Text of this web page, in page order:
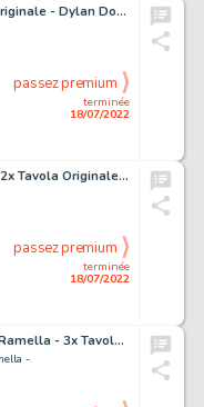
Nicola Mari - 2x Tavola Originale - Dylan Dog Speciale n. 13 - "Goliath" - (1999)
terminée
18/07/2022
passez premium
Giancarlo Alessandrini - 2x Tavola Originale - Almanacco del Mistero 2015 - "Saturno contro la terra" - (2015)
terminée
18/07/2022
passez premium
Giuseppe Barbati/Bruno Ramella - 3x Tavola Originale - Magico Vento n. 15 - "Blizzard" - (1998)
-